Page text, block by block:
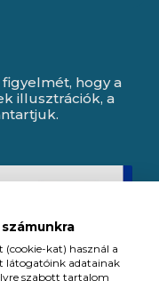
hogy a
illusztrációk, a
kat) használ a
látogatóink adatainak
szabott tartalom